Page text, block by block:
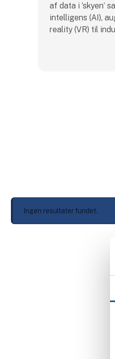
af data i ’skyen’
intelligens (AI),
reality (VR) til
Ingen resultater fundet.